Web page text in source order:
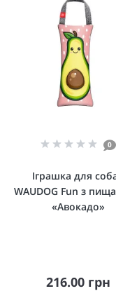
0
Іграшка для
WAUDOG Fun з
«Авокадо»
216.00 грн